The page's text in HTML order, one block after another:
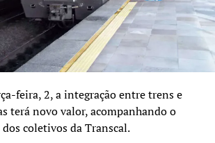
feira, 2, a integração entre trens e
terá novo valor, acompanhando o
coletivos da Transcal.